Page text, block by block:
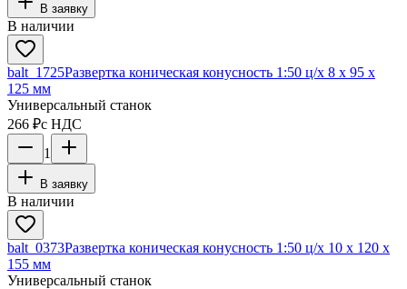
В заявку
В наличии
balt_1725Развертка коническая конусность 1:50 ц/х 8 х 95 х
125 мм
Универсальный станок
266 ₽с НДС
1
В заявку
В наличии
balt_0373Развертка коническая конусность 1:50 ц/х 10 х 120 х
155 мм
Универсальный станок